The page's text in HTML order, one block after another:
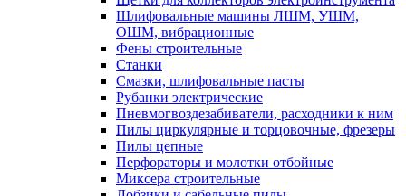
Шлифовальные машины ЛШМ, УШМ,
ОШМ, вибрационные
Фены строительные
Станки
Смазки, шлифовальные пасты
Рубанки электрические
Пневмогвоздезабиватели, расходники к ним
Пилы циркулярные и торцовочные, фрезеры
Пилы цепные
Перфораторы и молотки отбойные
Миксера строительные